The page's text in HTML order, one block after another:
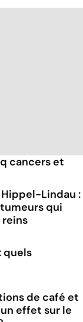
cancers et
Lindau :
qui
reins
quels
de café et
effet sur le